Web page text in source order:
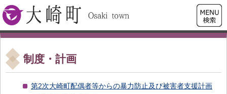
大崎町
検索・
共通メ
ニュー
制度・計画
第2次大崎町配偶者等からの暴力防止及び被害者支援計画